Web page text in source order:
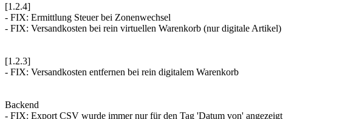
[1.2.4]
- FIX: Ermittlung Steuer bei Zonenwechsel
- FIX: Versandkosten bei rein virtuellen Warenkorb (nur digitale Artikel)
[1.2.3]
- FIX: Versandkosten entfernen bei rein digitalem Warenkorb
Backend
- FIX: Export CSV wurde immer nur für den Tag 'Datum von' angezeigt